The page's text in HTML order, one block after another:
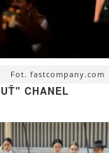
Fot. fastcompany.com
CHANEL